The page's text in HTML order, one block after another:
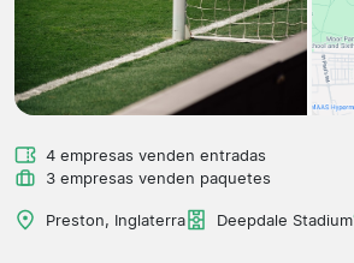
4 empresas venden entradas
3 empresas venden paquetes
Preston, Inglaterra Deepdale Stadium